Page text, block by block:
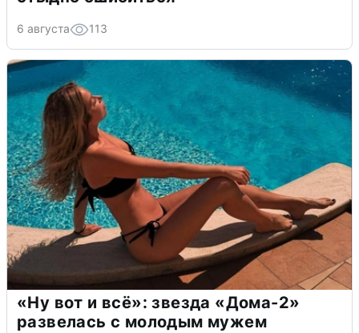
6 августа 113
«Ну вот и всё»: звезда «Дома-2»
развелась с молодым мужем